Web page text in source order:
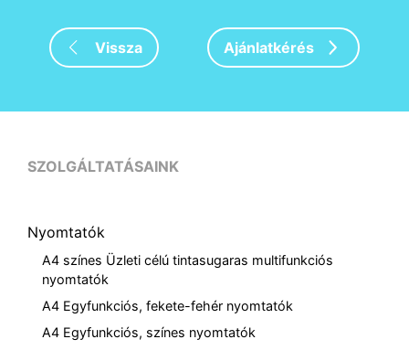
Vissza Ajánlatkérés
SZOLGÁLTATÁSAINK
Nyomtatók
A4 színes Üzleti célú tintasugaras multifunkciós
nyomtatók
A4 Egyfunkciós, fekete-fehér nyomtatók
A4 Egyfunkciós, színes nyomtatók